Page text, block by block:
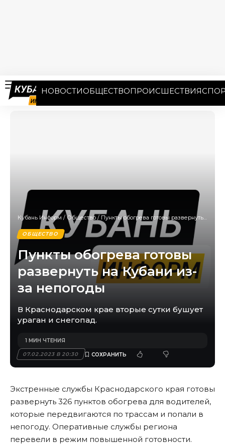
НОВОСТИОБЩЕСТВОПРОИСШЕСТВИЯ
Кубань Информ /Общество / Пункты обогрева готовы развернуть на Кубани из-за непогоды
ОБЩЕСТВО
Пункты обогрева готовы
развернуть на Кубани из-
за непогоды
В Краснодарском крае вторые сутки бушует
ураган и снегопад.
07.02.2023 В 20:30
1 МИН ЧТЕНИЯ
Экстренные службы Краснодарского края готовы
развернуть 326 пунктов обогрева для водителей,
которые передвигаются по трассам и попали в
непогоду. Оперативные службы региона
перевели в режим повышенной готовности.